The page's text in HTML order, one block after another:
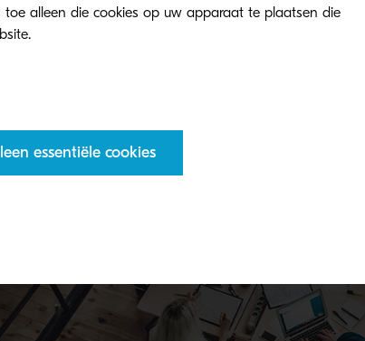
alleen die cookies op uw apparaat te plaatsen die
noodzakelijk zijn voor de correcte weergave van onze website.
essentiële cookies